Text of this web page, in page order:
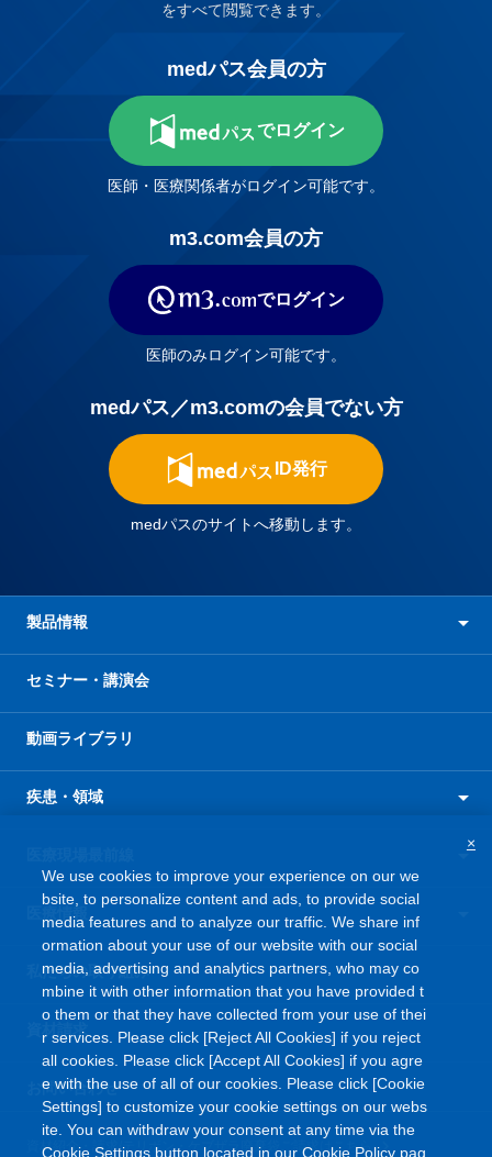
をすべて閲覧できます。
medパス会員の方
でログイン
医師・医療関係者がログイン可能です。
m3.com会員の方
でログイン
医師のみログイン可能です。
medパス／m3.comの会員でない方
ID発行
medパスのサイトへ移動します。
製品情報
セミナー・講演会
動画ライブラリ
疾患・領域
医療情報
私たちの取り組み
資材請求
お問い合わせ
資材紹介・請求/テリボン・ケブザラ廃棄袋ご請求はこちら
We use cookies to improve your experience on our we
bsite, to personalize content and ads, to provide social
media features and to analyze our traffic. We share inf
ormation about your use of our website with our social
media, advertising and analytics partners, who may co
mbine it with other information that you have provided t
o them or that they have collected from your use of thei
r services. Please click [Reject All Cookies] if you reject
all cookies. Please click [Accept All Cookies] if you agre
e with the use of all of our cookies. Please click [Cookie
Settings] to customize your cookie settings on our webs
ite. You can withdraw your consent at any time via the
Cookie Settings button located in our Cookie Policy pag
×